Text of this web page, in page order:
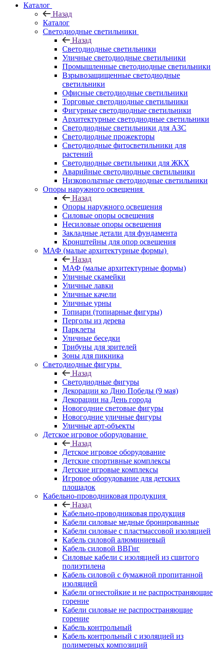
Каталог
Назад
Каталог
Светодиодные светильники
Назад
Светодиодные светильники
Уличные светодиодные светильники
Промышленные светодиодные светильники
Взрывозащищенные светодиодные
светильники
Офисные светодиодные светильники
Торговые светодиодные светильники
Фигурные светодиодные светильники
Архитектурные светодиодные светильники
Светодиодные светильники для АЗС
Светодиодные прожекторы
Светодиодные фитосветильники для
растений
Светодиодные светильники для ЖКХ
Аварийные светодиодные светильники
Низковольтные светодиодные светильники
Опоры наружного освещения
Назад
Опоры наружного освещения
Силовые опоры освещения
Несиловые опоры освещения
Закладные детали для фундамента
Кронштейны для опор освещения
МАФ (малые архитектурные формы)
Назад
МАФ (малые архитектурные формы)
Уличные скамейки
Уличные лавки
Уличные качели
Уличные урны
Топиари (топиарные фигуры)
Перголы из дерева
Парклеты
Уличные беседки
Трибуны для зрителей
Зоны для пикника
Светодиодные фигуры
Назад
Светодиодные фигуры
Декорации ко Дню Победы (9 мая)
Декорации на День города
Новогодние световые фигуры
Новогодние уличные фигуры
Уличные арт-объекты
Детское игровое оборудование
Назад
Детское игровое оборудование
Детские спортивные комплексы
Детские игровые комплексы
Игровое оборудование для детских
площадок
Кабельно-проводниковая продукция
Назад
Кабельно-проводниковая продукция
Кабели силовые медные бронированные
Кабели силовые с пластмассовой изоляцией
Кабель силовой алюминиевый
Кабель силовой ВВГнг
Силовые кабели с изоляцией из сшитого
полиэтилена
Кабель силовой с бумажной пропитанной
изоляцией
Кабели огнестойкие и не распространяющие
горение
Кабели силовые не распространяющие
горение
Кабель контрольный
Кабель контрольный с изоляцией из
полимерных композиций